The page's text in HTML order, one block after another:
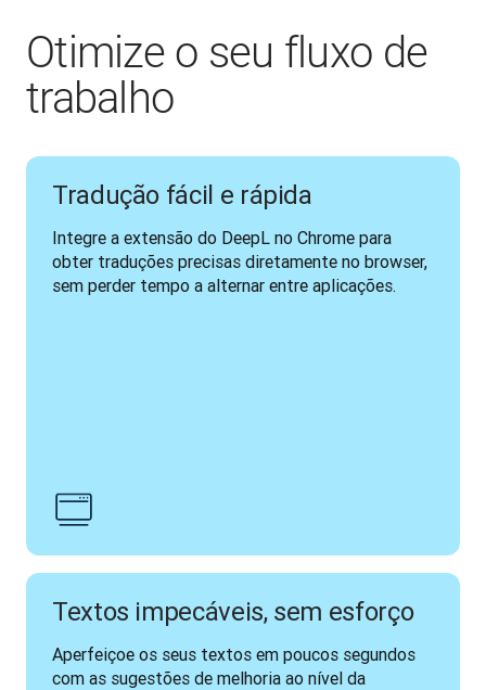
Otimize o seu fluxo de
trabalho
Tradução fácil e rápida
Integre a extensão do DeepL no Chrome para
obter traduções precisas diretamente no browser,
sem perder tempo a alternar entre aplicações.
Textos impecáveis, sem esforço
Aperfeiçoe os seus textos em poucos segundos
com as sugestões de melhoria ao nível da